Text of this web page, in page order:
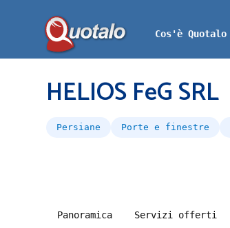
Cos'è Quotalo
HELIOS FeG SRL
Persiane Porte e finestre
Panoramica Servizi offerti